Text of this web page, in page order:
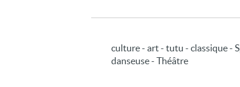
culture - art - tutu - classique -
danseuse - Théâtre